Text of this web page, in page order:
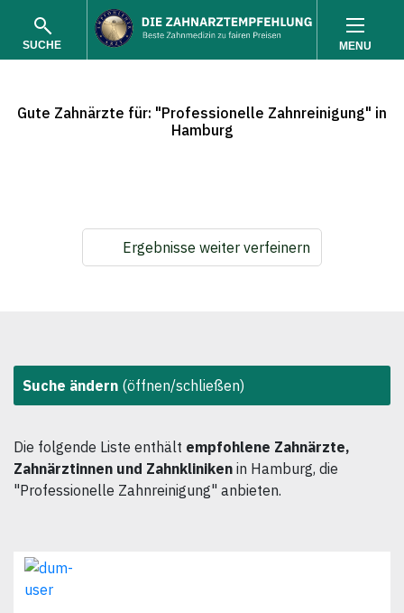
SUCHE MENU
Gute Zahnärzte für: "Professionelle Zahnreinigung" in
Hamburg
Ergebnisse weiter verfeinern
Suche ändern (öffnen/schließen)
Die folgende Liste enthält empfohlene Zahnärzte,
Zahnärztinnen und Zahnkliniken in Hamburg, die
"Professionelle Zahnreinigung" anbieten.